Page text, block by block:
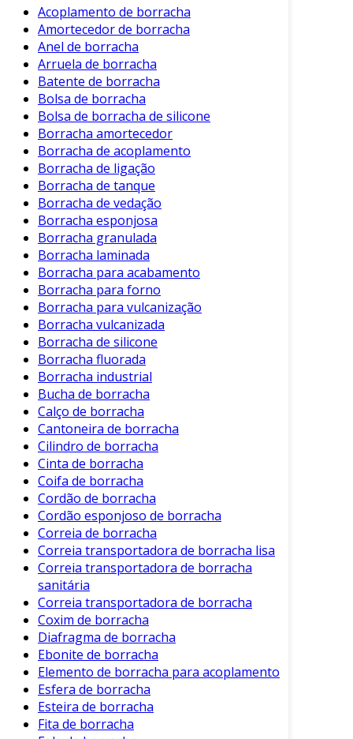
amplamente utilizado para vedação,
amortecimento e proteção em várias indústrias.
Sua flexibilidade e durabilidade são
características essenciais.
Características Principais
Os perfis de borracha retangular possuem
diversas características que os tornam
imprescindíveis. Entre as principais, destacam-
Resistência à Abrasão:
comporta bem em ambientes exigentes.
Elasticidade:A borracha se adapta
facilmente a deformações, garantindo
vedação eficaz.
Durabilidade:Altamente resistentes ao
desgaste e à ação de fluidos.
Variabilidade:Disponíveis em várias
dimensões e durezas, adaptando-se a
diferentes necessidades.
Aplicações do Perfil de Borracha
Retangular
Os perfis de borracha retangular são utilizados
em uma ampla gama de indústrias. Em seguida,
exploramos algumas de suas aplicações mais
comuns:
Indústria Automotiva:Utilizados em
vedação de portas, janelas e componentes
internos.
Máquinas e Equipamentos:
amortecedores e vedantes em diferentes
partes de máquinas.
Construção Civil:Aplicações em janelas e
portas, oferecendo isolamento e proteção
Acoplamento de borracha
Amortecedor de borracha
Anel de borracha
Arruela de borracha
Batente de borracha
Bolsa de borracha
Bolsa de borracha de silicone
Borracha amortecedor
Borracha de acoplamento
Borracha de ligação
Borracha de tanque
Borracha de vedação
Borracha esponjosa
Borracha granulada
Borracha laminada
Borracha para acabamento
Borracha para forno
Borracha para vulcanização
Borracha vulcanizada
Borracha de silicone
Borracha fluorada
Borracha industrial
Bucha de borracha
Calço de borracha
Cantoneira de borracha
Cilindro de borracha
Cinta de borracha
Coifa de borracha
Cordão de borracha
Cordão esponjoso de borracha
Correia de borracha
Correia transportadora de borracha lisa
Correia transportadora de borracha
sanitária
Correia transportadora de borracha
Coxim de borracha
Diafragma de borracha
Ebonite de borracha
Elemento de borracha para acoplamento
Esfera de borracha
Esteira de borracha
Fita de borracha